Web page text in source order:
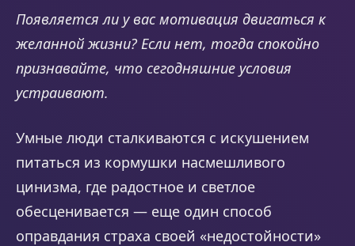
Появляется ли у вас мотивация двигаться к
желанной жизни? Если нет, тогда спокойно
признавайте, что сегодняшние условия
устраивают.
Умные люди сталкиваются с искушением
питаться из кормушки насмешливого
цинизма, где радостное и светлое
обесценивается — еще один способ
оправдания страха своей «недостойности»